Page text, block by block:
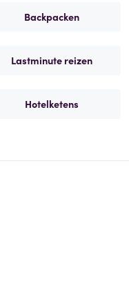
Backpacken
Lastminute reizen
Hotelketens